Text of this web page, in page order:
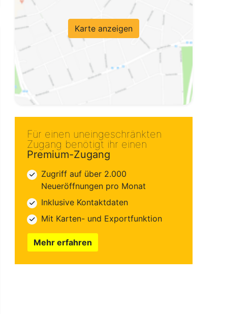
Karte anzeigen
Für einen uneingeschränkten
Zugang benötigt ihr einen
Premium-Zugang
Zugriff auf über 2.000
Neueröffnungen pro Monat
Inklusive Kontaktdaten
Mit Karten- und Exportfunktion
Mehr erfahren